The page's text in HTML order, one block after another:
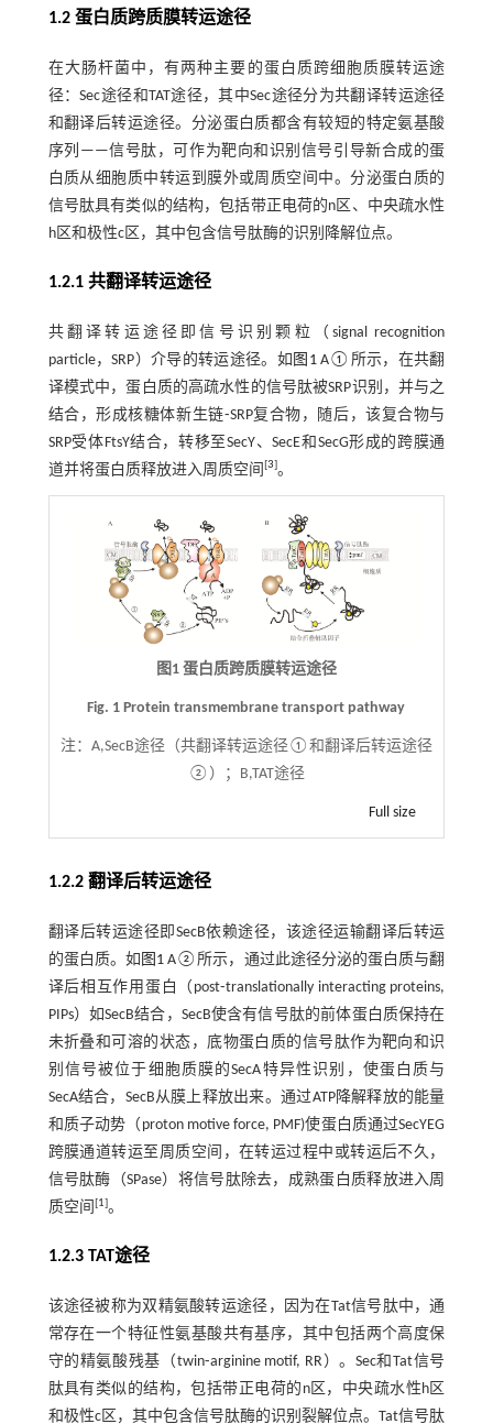
1.2 蛋白质跨质膜转运途径
在大肠杆菌中，有两种主要的蛋白质跨细胞质膜转运途
径：Sec途径和TAT途径，其中Sec途径分为共翻译转运途径
和翻译后转运途径。分泌蛋白质都含有较短的特定氨基酸
序列——信号肽，可作为靶向和识别信号引导新合成的蛋
白质从细胞质中转运到膜外或周质空间中。分泌蛋白质的
信号肽具有类似的结构，包括带正电荷的n区、中央疏水性
h区和极性c区，其中包含信号肽酶的识别降解位点。
1.2.1 共翻译转运途径
共翻译转运途径即信号识别颗粒（signal recognition
particle，SRP）介导的转运途径。如 图1A①所示，在共翻
译模式中，蛋白质的高疏水性的信号肽被SRP识别，并与之
结合，形成核糖体新生链⁃SRP复合物，随后，该复合物与
SRP受体FtsY结合，转移至SecY、SecE和SecG形成的跨膜通
道并将蛋白质释放进入周质空间 [3]。
图1 蛋白质跨质膜转运途径
Fig. 1 Protein transmembrane transport pathway
注： A,SecB途径（共翻译转运途径①和翻译后转运途径
②）；B,TAT途径
Full size
1.2.2 翻译后转运途径
翻译后转运途径即SecB依赖途径，该途径运输翻译后转运
的蛋白质。如 图1 A②所示，通过此途径分泌的蛋白质与翻
译后相互作用蛋白（post⁃translationally interacting proteins,
PIPs）如SecB结合，SecB使含有信号肽的前体蛋白质保持在
未折叠和可溶的状态，底物蛋白质的信号肽作为靶向和识
别信号被位于细胞质膜的SecA特异性识别，使蛋白质与
SecA结合，SecB从膜上释放出来。通过ATP降解释放的能量
和质子动势（proton motive force, PMF)使蛋白质通过SecYEG
跨膜通道转运至周质空间，在转运过程中或转运后不久，
信号肽酶（SPase）将信号肽除去，成熟蛋白质释放进入周
质空间 [1]。
1.2.3 TAT途径
该途径被称为双精氨酸转运途径，因为在Tat信号肽中，通
常存在一个特征性氨基酸共有基序，其中包括两个高度保
守的精氨酸残基（twin⁃arginine motif, RR）。Sec和Tat信号
肽具有类似的结构，包括带正电荷的n区，中央疏水性h区
和极性c区，其中包含信号肽酶的识别裂解位点。Tat信号肽